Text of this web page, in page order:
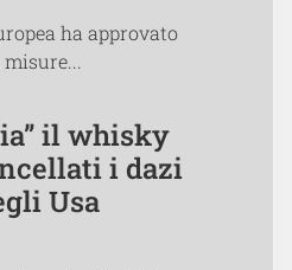
ha approvato
il whisky
i dazi
Usa